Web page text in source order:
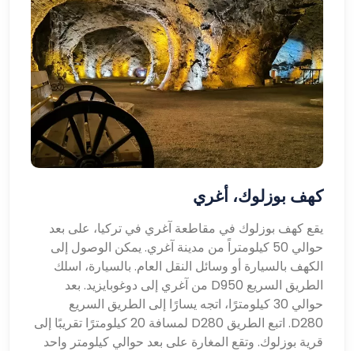
كهف بوزلوك، أغري
يقع كهف بوزلوك في مقاطعة آغري في تركيا، على بعد
حوالي 50 كيلومتراً من مدينة آغري. يمكن الوصول إلى
الكهف بالسيارة أو وسائل النقل العام. بالسيارة، اسلك
الطريق السريع D950 من آغري إلى دوغوبايزيد. بعد
حوالي 30 كيلومترًا، اتجه يسارًا إلى الطريق السريع
D280. اتبع الطريق D280 لمسافة 20 كيلومترًا تقريبًا إلى
قرية بوزلوك. وتقع المغارة على بعد حوالي كيلومتر واحد